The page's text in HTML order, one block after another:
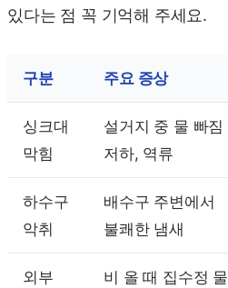
있다는 점 꼭 기억해 주세요.
구분 주요 증상
싱크대
막힘
설거지 중 물 빠짐
저하, 역류
하수구
악취
배수구 주변에서
불쾌한 냄새
외부
비 올 때 집수정 물